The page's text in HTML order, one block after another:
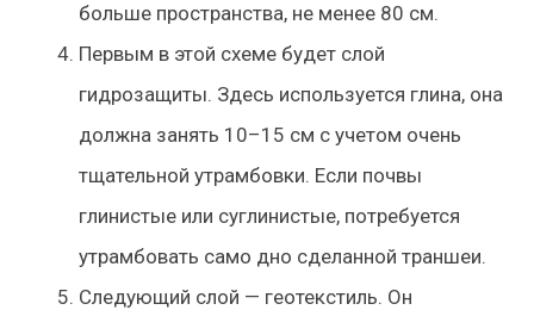
больше пространства, не менее 80 см.
Первым в этой схеме будет слой
гидрозащиты. Здесь используется глина, она
должна занять 10–15 см с учетом очень
тщательной утрамбовки. Если почвы
глинистые или суглинистые, потребуется
утрамбовать само дно сделанной траншеи.
Следующий слой — геотекстиль. Он